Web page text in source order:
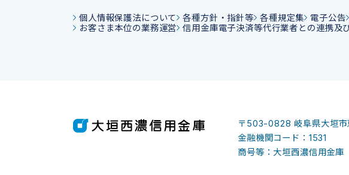
個人情報保護法について 各種方針・指針等 各種規定集 電子公告
お客さま本位の業務運営 信用金庫電子決済等代行業者との連携及
〒503-0828 岐阜県大垣
金融機関コード：1531
商号等：大垣西濃信用金